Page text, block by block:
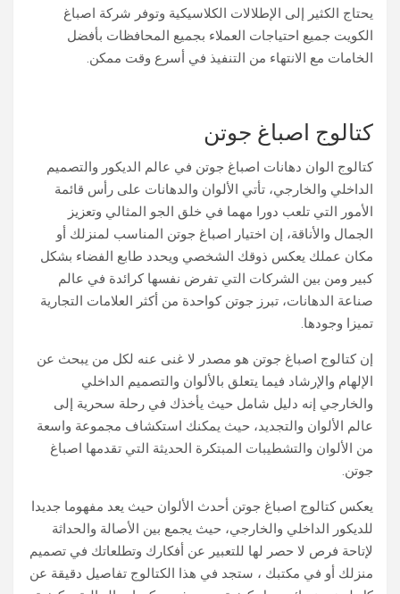
يحتاج الكثير إلى الإطلالات الكلاسيكية وتوفر شركة اصباغ
الكويت جميع احتياجات العملاء بجميع المحافظات بأفضل
الخامات مع الانتهاء من التنفيذ في أسرع وقت ممكن.
كتالوج اصباغ جوتن
كتالوج الوان دهانات اصباغ جوتن في عالم الديكور والتصميم
الداخلي والخارجي، تأتي الألوان والدهانات على رأس قائمة
الأمور التي تلعب دورا مهما في خلق الجو المثالي وتعزيز
الجمال والأناقة، إن اختيار اصباغ جوتن المناسب لمنزلك أو
مكان عملك يعكس ذوقك الشخصي ويحدد طابع الفضاء بشكل
كبير ومن بين الشركات التي تفرض نفسها كرائدة في عالم
صناعة الدهانات، تبرز جوتن كواحدة من أكثر العلامات التجارية
تميزا وجودها.
إن كتالوج اصباغ جوتن هو مصدر لا غنى عنه لكل من يبحث عن
الإلهام والإرشاد فيما يتعلق بالألوان والتصميم الداخلي
والخارجي إنه دليل شامل حيث يأخذك في رحلة سحرية إلى
عالم الألوان والتجديد، حيث يمكنك استكشاف مجموعة واسعة
من الألوان والتشطيبات المبتكرة الحديثة التي تقدمها اصباغ
جوتن.
يعكس كتالوج اصباغ جوتن أحدث الألوان حيث يعد مفهوما جديدا
للديكور الداخلي والخارجي، حيث يجمع بين الأصالة والحداثة
لإتاحة فرص لا حصر لها للتعبير عن أفكارك وتطلعاتك في تصميم
منزلك أو في مكتبك ، ستجد في هذا الكتالوج تفاصيل دقيقة عن